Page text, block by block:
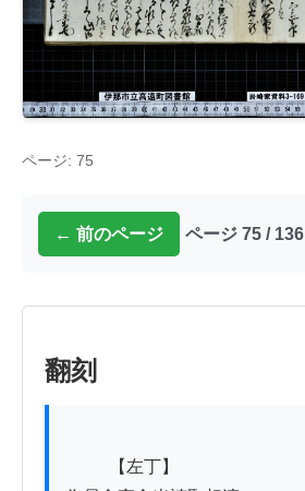
ページ: 75
← 前のページ ページ 75 / 136
翻刻